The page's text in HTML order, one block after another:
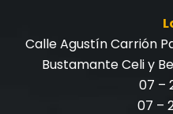
Calle Agustín Carrión
Bustamante Celi y
07 –
07 –